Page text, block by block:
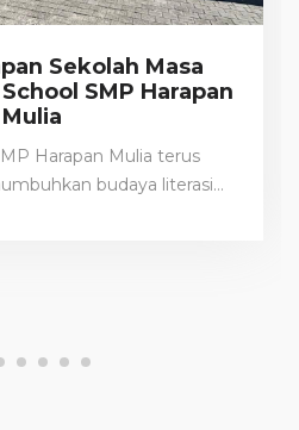
Sekolah Masa
SMP Harapan
Mulia
Harapan Mulia terus
budaya literasi…